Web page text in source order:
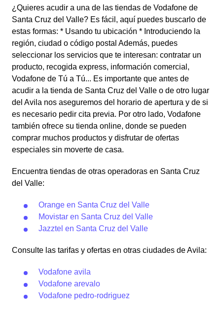
¿Quieres acudir a una de las tiendas de Vodafone de
Santa Cruz del Valle? Es fácil, aquí puedes buscarlo de
estas formas: * Usando tu ubicación * Introduciendo la
región, ciudad o código postal Además, puedes
seleccionar los servicios que te interesan: contratar un
producto, recogida express, información comercial,
Vodafone de Tú a Tú... Es importante que antes de
acudir a la tienda de Santa Cruz del Valle o de otro lugar
del Avila nos aseguremos del horario de apertura y de si
es necesario pedir cita previa. Por otro lado, Vodafone
también ofrece su tienda online, donde se pueden
comprar muchos productos y disfrutar de ofertas
especiales sin moverte de casa.
Encuentra tiendas de otras operadoras en Santa Cruz
del Valle:
Orange en Santa Cruz del Valle
Movistar en Santa Cruz del Valle
Jazztel en Santa Cruz del Valle
Consulte las tarifas y ofertas en otras ciudades de Avila:
Vodafone avila
Vodafone arevalo
Vodafone pedro-rodriguez